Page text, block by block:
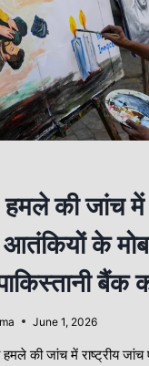
हमले की जांच में
के
June 1, 2026
की जांच में राष्ट्रीय